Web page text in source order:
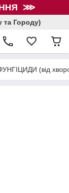
⋙
та Городу)
(від